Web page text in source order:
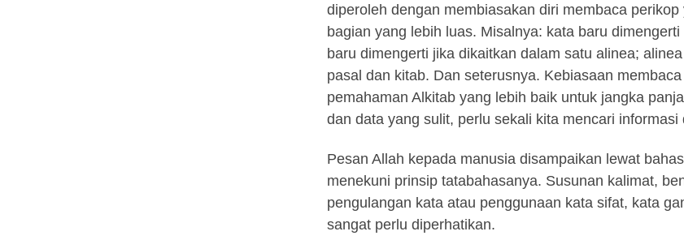
diperoleh dengan membiasakan diri membaca
bagian yang lebih luas. Misalnya: kata baru
baru dimengerti jika dikaitkan dalam satu alinea;
pasal dan kitab. Dan seterusnya. Kebiasaan
pemahaman Alkitab yang lebih baik untuk jangka
dan data yang sulit, perlu sekali kita mencari informasi
Pesan Allah kepada manusia disampaikan lewat
menekuni prinsip tatabahasanya. Susunan kalimat,
pengulangan kata atau penggunaan kata sifat, kata
sangat perlu diperhatikan.